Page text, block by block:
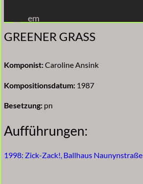
Inhalt
springen
em
GREENER GRASS
Komponist:Caroline Ansink
Kompositionsdatum: 1987
Besetzung: pn
Aufführungen:
1998: Zick-Zack!, Ballhaus Naunynstraße